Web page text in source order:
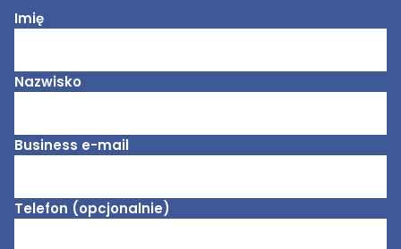
Imię
Nazwisko
Business e-mail
Telefon (opcjonalnie)